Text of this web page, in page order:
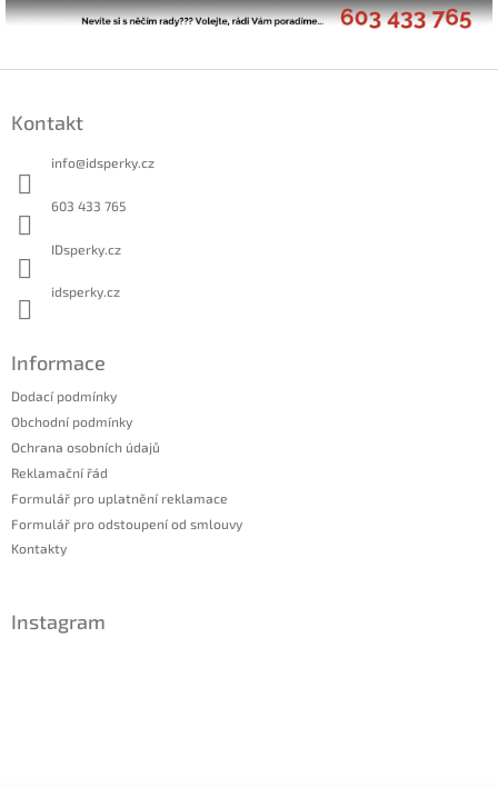
Kontakt
info@idsperky.cz
603 433 765
IDsperky.cz
idsperky.cz
Informace
Dodací podmínky
Obchodní podmínky
Ochrana osobních údajů
Reklamační řád
Formulář pro uplatnění reklamace
Formulář pro odstoupení od smlouvy
Kontakty
Instagram